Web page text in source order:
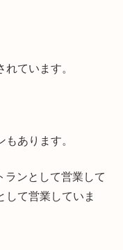
ています。
あります。
ランとして営業して
して営業していま